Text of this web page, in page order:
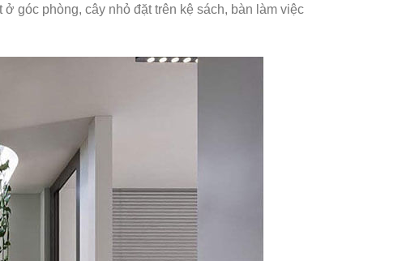
góc phòng, cây nhỏ đặt trên kệ sách, bàn làm việc